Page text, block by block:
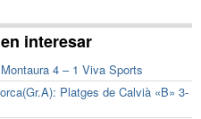
interesar
4 – 1 Viva Sports
Platges de Calvià «B» 3-